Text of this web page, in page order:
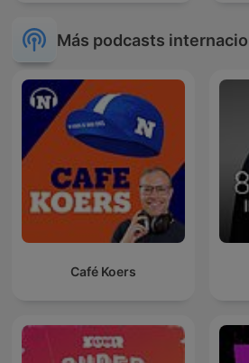
Más podcasts
Café Koers